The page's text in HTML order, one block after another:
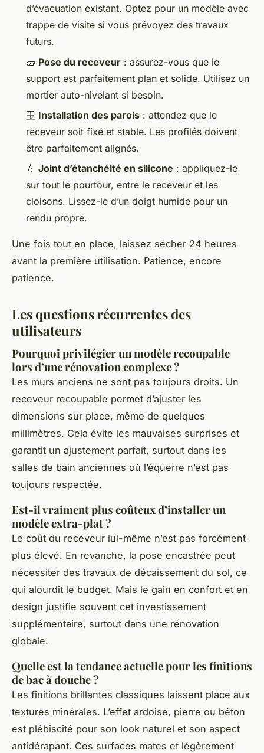
d’évacuation existant. Optez pour un modèle avec
trappe de visite si vous prévoyez des travaux
futurs.
🧱 Pose du receveur : assurez-vous que le
support est parfaitement plan et solide. Utilisez un
mortier auto-nivelant si besoin.
🪟 Installation des parois : attendez que le
receveur soit fixé et stable. Les profilés doivent
être parfaitement alignés.
💧 Joint d’étanchéité en silicone : appliquez-le
sur tout le pourtour, entre le receveur et les
cloisons. Lissez-le d’un doigt humide pour un
rendu propre.
Une fois tout en place, laissez sécher 24 heures
avant la première utilisation. Patience, encore
patience.
Les questions récurrentes des
utilisateurs
Pourquoi privilégier un modèle recoupable
lors d’une rénovation complexe ?
Les murs anciens ne sont pas toujours droits. Un
receveur recoupable permet d’ajuster les
dimensions sur place, même de quelques
millimètres. Cela évite les mauvaises surprises et
garantit un ajustement parfait, surtout dans les
salles de bain anciennes où l’équerre n’est pas
toujours respectée.
Est-il vraiment plus coûteux d’installer un
modèle extra-plat ?
Le coût du receveur lui-même n’est pas forcément
plus élevé. En revanche, la pose encastrée peut
nécessiter des travaux de décaissement du sol, ce
qui alourdit le budget. Mais le gain en confort et en
design justifie souvent cet investissement
supplémentaire, surtout dans une rénovation
globale.
Quelle est la tendance actuelle pour les finitions
de bac à douche ?
Les finitions brillantes classiques laissent place aux
textures minérales. L’effet ardoise, pierre ou béton
est plébiscité pour son look naturel et son aspect
antidérapant. Ces surfaces mates et légèrement